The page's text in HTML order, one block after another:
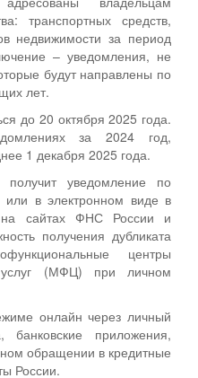
транспортных средств,
недвижимости за период
– уведомления, не
будут направлены по
лет.
до 20 октября 2025 года.
за 2024 год,
1 декабря 2025 года.
получит уведомление по
или в электронном виде в
на сайтах ФНС России и
получения дубликата
центры
услуг (МФЦ) при личном
онлайн через личный
банковские приложения,
обращении в кредитные
России.